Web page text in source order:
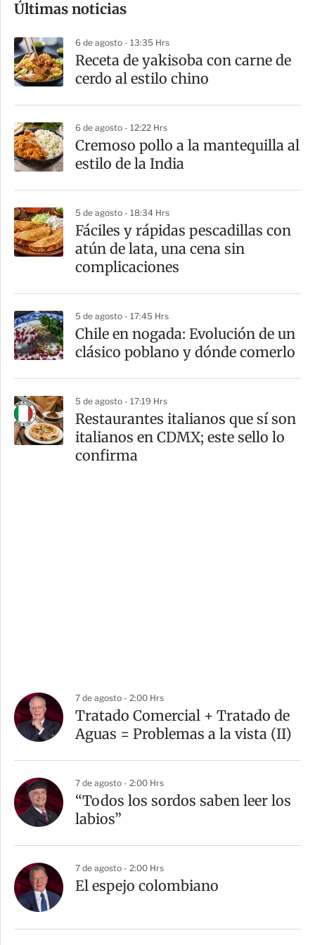
m
a
r
t
i
r
Últimas noticias
6 de agosto - 13:35 Hrs
Receta de yakisoba con carne de
cerdo al estilo chino
6 de agosto - 12:22 Hrs
Cremoso pollo a la mantequilla al
estilo de la India
5 de agosto - 18:34 Hrs
Fáciles y rápidas pescadillas con
atún de lata, una cena sin
complicaciones
5 de agosto - 17:45 Hrs
Chile en nogada: Evolución de un
clásico poblano y dónde comerlo
5 de agosto - 17:19 Hrs
Restaurantes italianos que sí son
italianos en CDMX; este sello lo
confirma
7 de agosto - 2:00 Hrs
Tratado Comercial + Tratado de
Aguas = Problemas a la vista (II)
7 de agosto - 2:00 Hrs
“Todos los sordos saben leer los
labios”
7 de agosto - 2:00 Hrs
El espejo colombiano